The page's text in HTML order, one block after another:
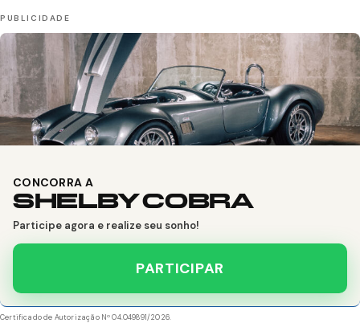
CONCORRA A
SHELBY COBRA
Participe agora e realize seu sonho!
PARTICIPAR
Certificado de Autorização Nº 04.049891/2026.